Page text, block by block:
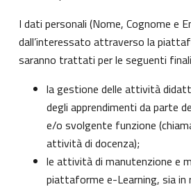
I dati personali (Nome, Cognome e
dall’interessato attraverso la
saranno trattati per le seguenti
la gestione delle attività
degli apprendimenti da parte
e/o svolgente funzione
attività di docenza);
le attività di manutenzione e
piattaforme e-Learning, sia in